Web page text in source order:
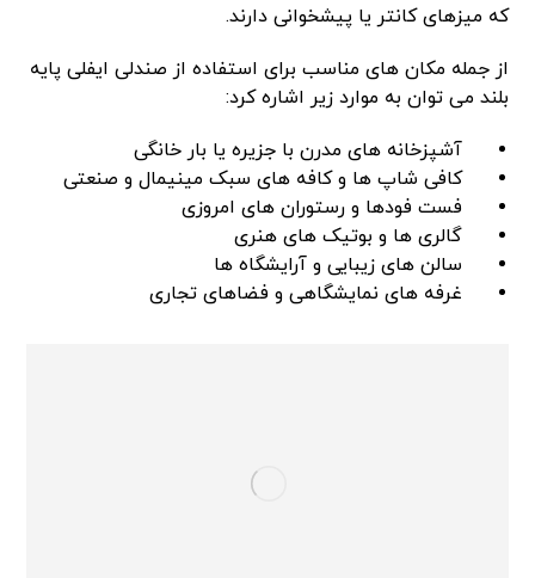
که میزهای کانتر یا پیشخوانی دارند.
از جمله مکان های مناسب برای استفاده از صندلی ایفلی پایه
بلند می توان به موارد زیر اشاره کرد:
آشپزخانه های مدرن با جزیره یا بار خانگی
کافی شاپ ها و کافه های سبک مینیمال و صنعتی
فست فودها و رستوران های امروزی
گالری ها و بوتیک های هنری
سالن های زیبایی و آرایشگاه ها
غرفه های نمایشگاهی و فضاهای تجاری